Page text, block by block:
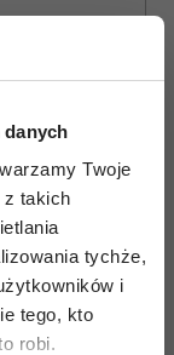
Twoje
z takich
tychże,
i
tego, kto
robi.